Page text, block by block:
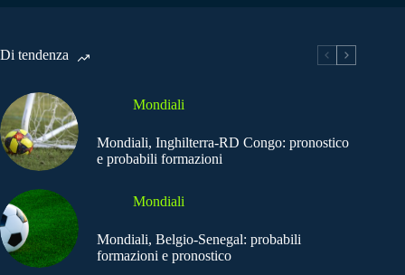
Di tendenza
Mondiali
Mondiali, Inghilterra-RD Congo: pronostico
e probabili formazioni
Mondiali
Mondiali, Belgio-Senegal: probabili
formazioni e pronostico